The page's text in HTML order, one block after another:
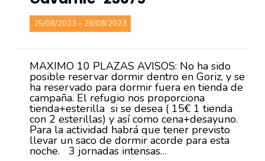
25/08/2023 – 28/08/2023
MAXIMO 10 PLAZAS AVISOS: No ha sido
posible reservar dormir dentro en Goriz, y se
ha reservado para dormir fuera en tienda de
campaña. El refugio nos proporciona
tienda+esterilla si se desea ( 15€ 1 tienda
con 2 esterillas) y así como cena+desayuno.
Para la actividad habrá que tener previsto
llevar un saco de dormir acorde para esta
noche. 3 jornadas intensas…